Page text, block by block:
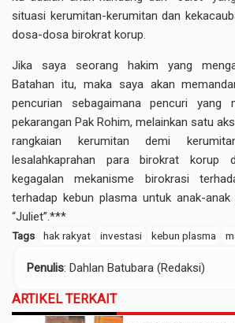
situasi kerumitan-kerumitan dan
dosa-dosa birokrat korup.
Jika saya seorang hakim yang
Batahan itu, maka saya akan
pencurian sebagaimana pencuri yang
pekarangan Pak Rohim, melainkan satu
rangkaian kerumitan demi
lesalahkaprahan para birokrat korup
kegagalan mekanisme birokrasi
terhadap kebun plasma untuk anak-anak
“Juliet”.***
Tags hak rakyat investasi kebun plasma
Penulis: Dahlan Batubara (Redaksi)
ARTIKEL TERKAIT